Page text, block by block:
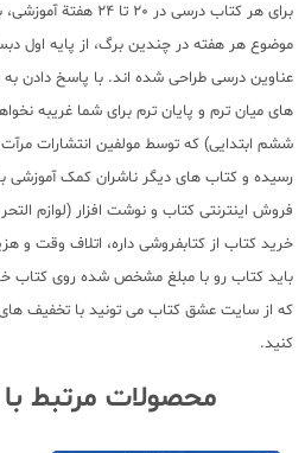
برای هر کتاب درسی در
موضوع هر هفته در چندین برگ، از پایه اول
عناوین درسی طراحی شده اند. با پاسخ دادن
های میان ترم و پایان ترم برای شما غریبه
ششم ابتدایی) که توسط مولفین انتشارات
رسیده و کتاب های دیگر ناشران کمک آموزشی
فروش اینترنتی کتاب و نوشت افزار (لوازم
خرید کتاب از کتابفروشی داره، اتلاف وقت و
باید کتاب رو با مبلغ مشخص شده روی کتاب
که از سایت عشق کتاب می تونید با تخفیف های
کنید.
محصولات مرتبط